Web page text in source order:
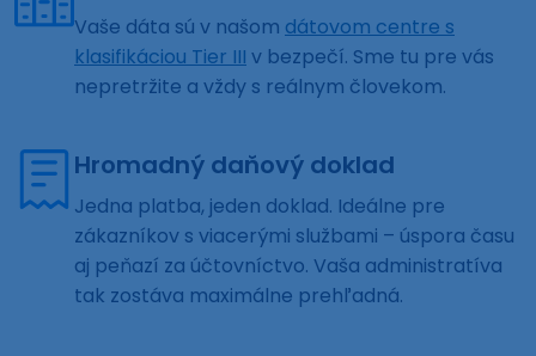
Vaše dáta sú v našom dátovom centre s
klasifikáciou Tier III v bezpečí. Sme tu pre vás
nepretržite a vždy s reálnym človekom.
Hromadný daňový doklad
Jedna platba, jeden doklad. Ideálne pre
zákazníkov s viacerými službami – úspora času
aj peňazí za účtovníctvo. Vaša administratíva
tak zostáva maximálne prehľadná.